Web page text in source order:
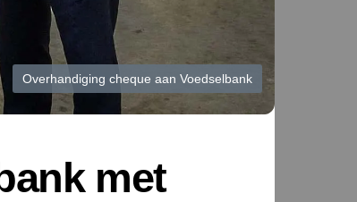
Overhandiging cheque aan Voedselbank
met